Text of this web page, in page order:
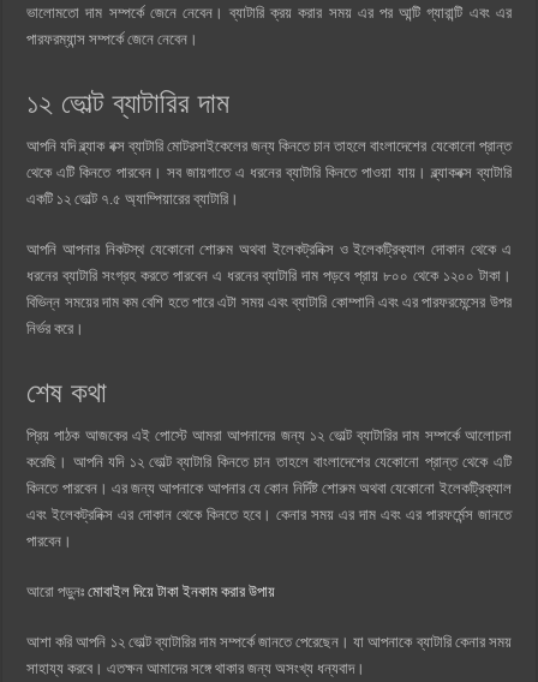
ভালোমতো দাম সম্পর্কে জেনে নেবেন। ব্যাটারি ক্রয় করার সময় এর পর আন্টি গ্যারান্টি এবং এর
পারফরম্যান্স সম্পর্কে জেনে নেবেন।
১২ ভোল্ট ব্যাটারির দাম
আপনি যদি ব্ল্যাক বক্স ব্যাটারি মোটরসাইকেলের জন্য কিনতে চান তাহলে বাংলাদেশের যেকোনো প্রান্ত
থেকে এটি কিনতে পারবেন। সব জায়গাতে এ ধরনের ব্যাটারি কিনতে পাওয়া যায়। ব্ল্যাকবক্স ব্যাটারি
একটি ১২ ভোল্ট ৭.৫ অ্যাম্পিয়ারের ব্যাটারি।
আপনি আপনার নিকটস্থ যেকোনো শোরুম অথবা ইলেকট্রনিক্স ও ইলেকট্রিক্যাল দোকান থেকে এ
ধরনের ব্যাটারি সংগ্রহ করতে পারবেন এ ধরনের ব্যাটারি দাম পড়বে প্রায় ৮০০ থেকে ১২০০ টাকা।
বিভিন্ন সময়ের দাম কম বেশি হতে পারে এটা সময় এবং ব্যাটারি কোম্পানি এবং এর পারফরমেন্সের উপর
নির্ভর করে।
শেষ কথা
প্রিয় পাঠক আজকের এই পোস্টে আমরা আপনাদের জন্য ১২ ভোল্ট ব্যাটারির দাম সম্পর্কে আলোচনা
করেছি। আপনি যদি ১২ ভোল্ট ব্যাটারি কিনতে চান তাহলে বাংলাদেশের যেকোনো প্রান্ত থেকে এটি
কিনতে পারবেন। এর জন্য আপনাকে আপনার যে কোন নির্দিষ্ট শোরুম অথবা যেকোনো ইলেকট্রিক্যাল
এবং ইলেকট্রনিক্স এর দোকান থেকে কিনতে হবে। কেনার সময় এর দাম এবং এর পারফর্মেন্স জানতে
পারবেন।
আরো পড়ুনঃমোবাইল দিয়ে টাকা ইনকাম করার উপায়
আশা করি আপনি ১২ ভোল্ট ব্যাটারির দাম সম্পর্কে জানতে পেরেছেন। যা আপনাকে ব্যাটারি কেনার সময়
সাহায্য করবে। এতক্ষন আমাদের সঙ্গে থাকার জন্য অসংখ্য ধন্যবাদ।